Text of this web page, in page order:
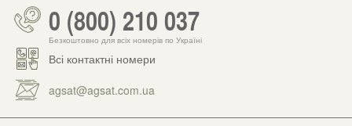
0 (800) 210 037
Безкоштовно для всіх номерів по Україні
Всі контактні номери
agsat@agsat.com.ua